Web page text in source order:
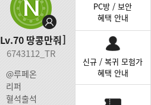
Lv.70 땅콩만줘
6743112_TR
@루페온
리퍼
혈석출석
PC방 / 보안
혜택 안내
신규 / 복귀 모험가
혜택 안내